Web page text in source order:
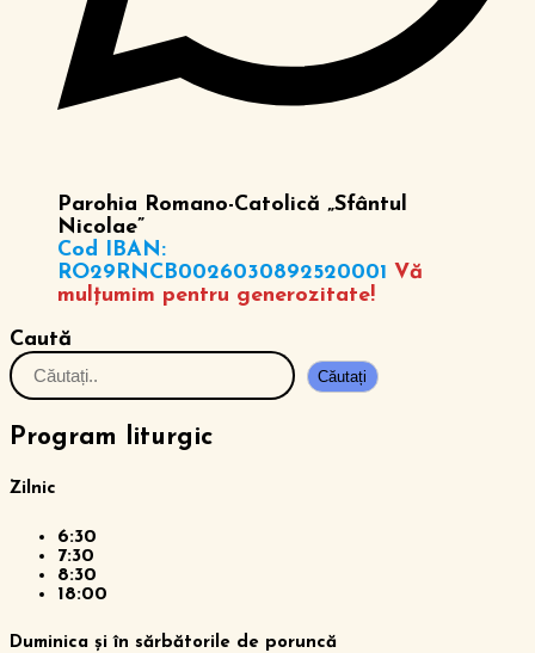
Parohia Romano-Catolică „Sfântul
Nicolae”
Cod IBAN:
RO29RNCB0026030892520001 Vă
mulțumim pentru generozitate!
Caută
Căutați
Program liturgic
Zilnic
6:30
7:30
8:30
18:00
Duminica și în sărbătorile de poruncă